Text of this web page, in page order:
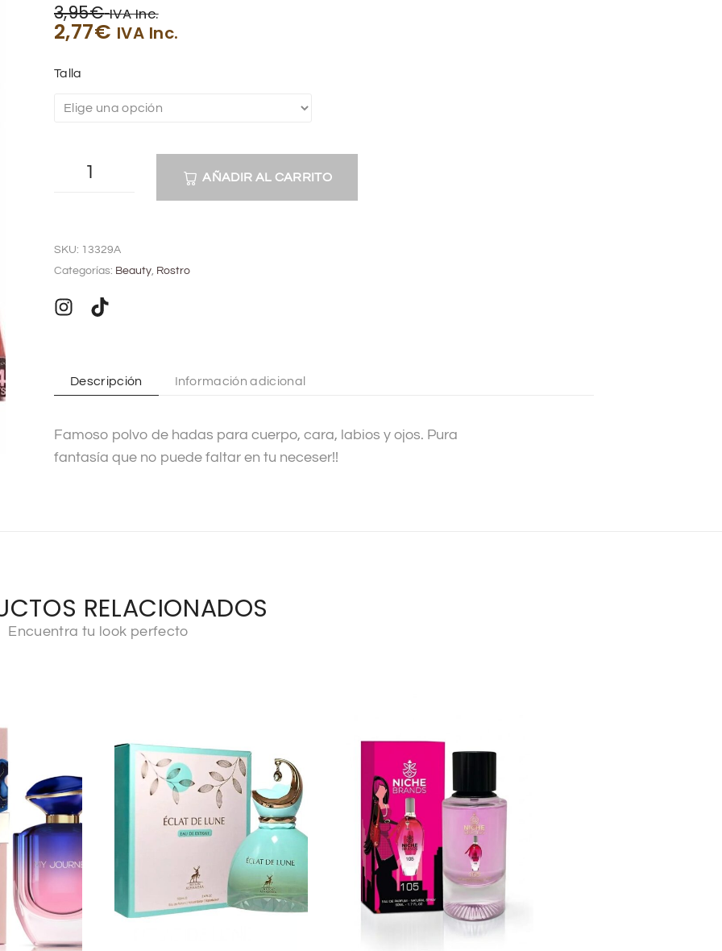
3,95€ IVA Inc.
2,77€ IVA Inc.
Talla
AÑADIR AL CARRITO
t
r
i
e
:
SKU: 13329A
Categorías: Beauty, Rostro
Descripción Información adicional
Famoso polvo de hadas para cuerpo, cara, labios y ojos. Pura
fantasía que no puede faltar en tu neceser!!
RELACIONADOS
Encuentra tu look perfecto